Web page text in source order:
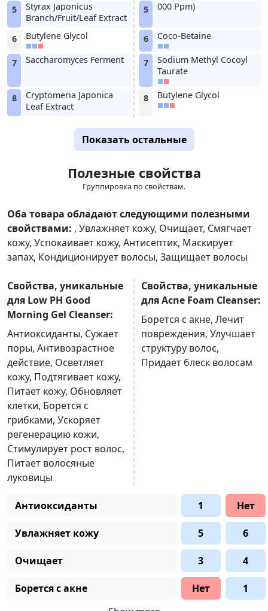
5
Styrax Japonicus
Branch/Fruit/Leaf Extract
5 000 Ppm)
6 Butylene Glycol 6 Coco-Betaine
7 Saccharomyces Ferment 7
Sodium Methyl Cocoyl
Taurate
8
Cryptomeria Japonica
Leaf Extract
8 Butylene Glycol
Показать остальные
Полезные свойства
Группировка по свойствам.
Оба товара обладают следующими полезными
свойствами: , Увлажняет кожу, Очищает, Смягчает
кожу, Успокаивает кожу, Антисептик, Маскирует
запах, Кондиционирует волосы, Защищает волосы
Свойства, уникальные
для Low PH Good
Morning Gel Cleanser:
Антиоксиданты, Сужает
поры, Антивозрастное
действие, Осветляет
кожу, Подтягивает кожу,
Питает кожу, Обновляет
клетки, Борется с
грибками, Ускоряет
регенерацию кожи,
Стимулирует рост волос,
Питает волосяные
луковицы
Свойства, уникальные
для Acne Foam Cleanser:
Борется с акне, Лечит
повреждения, Улучшает
структуру волос,
Придает блеск волосам
Антиоксиданты 1 Нет
Увлажняет кожу 5 6
Очищает 3 4
Борется с акне Нет
1